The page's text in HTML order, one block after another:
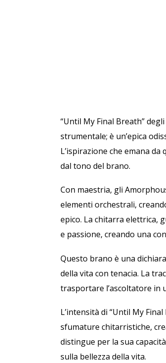
“Until My Final Breath”
strumentale; è un’epica
L’ispirazione che emana
dal tono del brano.
Con maestria, gli
elementi orchestrali,
epico. La chitarra elettrica,
e passione, creando una
Questo brano è una
della vita con tenacia. La
trasportare l’ascoltatore in
L’intensità di “Until My
sfumature chitarristiche,
distingue per la sua
sulla bellezza della vita.